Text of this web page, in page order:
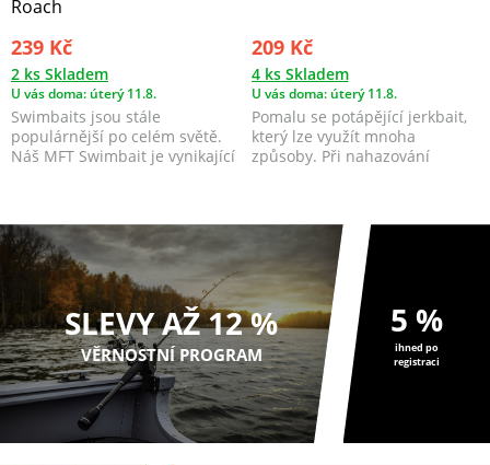
Roach
239 Kč
2 ks Skladem
U vás doma: úterý 11.8.
Swimbaits jsou stále
populárnější po celém světě.
Náš MFT Swimbait je vynikající
209 Kč
4 ks Skladem
U vás doma: úterý 11.8.
Pomalu se potápějící jerkbait,
který lze využít mnoha
způsoby. Při nahazování
SLEVY AŽ 12 %
VĚRNOSTNÍ PROGRAM
5 %
ihned po
registraci